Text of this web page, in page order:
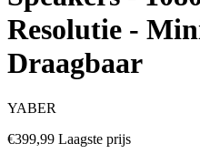
Resolutie -
Draagbaar
YABER
€399,99 Laagste prijs